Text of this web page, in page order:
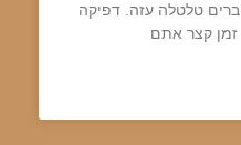
טלטלה עזה. דפיקה
זמן קצר אתם